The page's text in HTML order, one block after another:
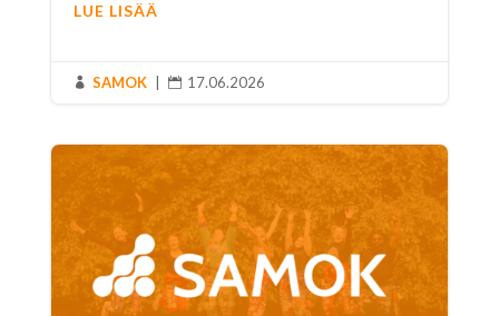
LUE LISÄÄ
 SAMOK  17.06.2026